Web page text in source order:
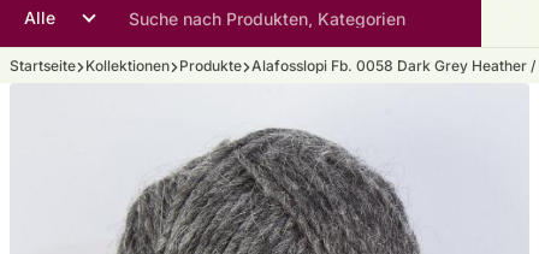
Startseite Kollektionen Produkte Alafosslopi Fb. 0058 Dark Grey Heather